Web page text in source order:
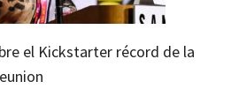
el Kickstarter récord de la